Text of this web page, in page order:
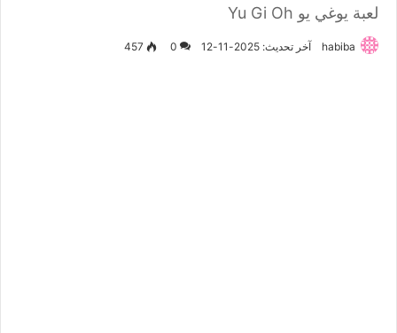
لعبة يوغي يو Yu Gi Oh
habiba آخر تحديث: 2025-11-12 0
457